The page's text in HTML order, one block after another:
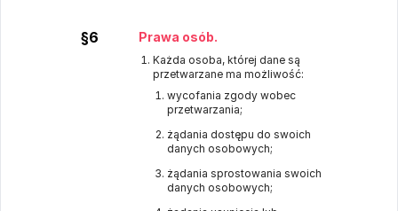
§6 Prawa osób.
Każda osoba, której dane są
przetwarzane ma możliwość:
wycofania zgody wobec
przetwarzania;
żądania dostępu do swoich
danych osobowych;
żądania sprostowania swoich
danych osobowych;